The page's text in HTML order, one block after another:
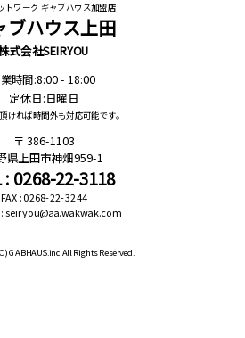
トワーク ギャブハウス加盟店
ブハウス上田
式会社SEIRYOU
時間:8:00 - 18:00
定休日:日曜日
ければ時間外も対応可能です。
386-1103
県上田市神畑959-1
: 0268-22-3118
FAX : 0268-22-3244
seiryou@aa.wakwak.com
GABHAUS.inc All Rights Reserved.